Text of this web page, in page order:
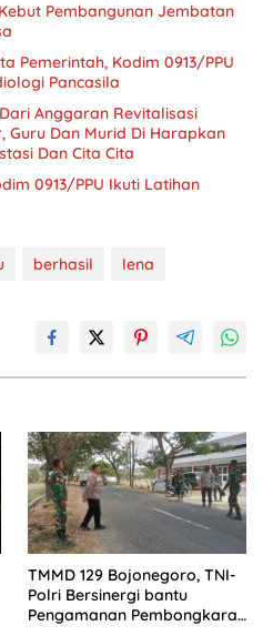
Pembangunan Jembatan
Pemerintah, Kodim 0913/PPU
Pancasila
Anggaran Revitalisasi
Guru Dan Murid Di Harapkan
Dan Cita Cita
berhasil lena
TMMD 129 Bojonegoro, TNI-
Polri Bersinergi bantu
Pengamanan Pembongkaran